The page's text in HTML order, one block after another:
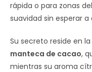
rápida o para zonas
suavidad sin esperar a
Su secreto reside en
manteca de cacao,
mientras su aroma